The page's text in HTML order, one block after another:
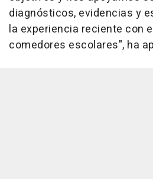
diagnósticos, evidencias y
la experiencia reciente con
comedores escolares", ha